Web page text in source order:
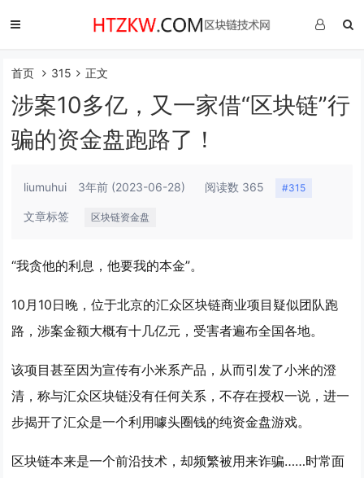
首页 315 正文
涉案10多亿，又一家借“区块链”行
骗的资金盘跑路了！
liumuhui 3年前 (2023-06-28) 阅读数 365 #315
文章标签 区块链资金盘
“我贪他的利息，他要我的本金”。
10月10日晚，位于北京的汇众区块链商业项目疑似团队跑
路，涉案金额大概有十几亿元，受害者遍布全国各地。
该项目甚至因为宣传有小米系产品，从而引发了小米的澄
清，称与汇众区块链没有任何关系，不存在授权一说，进一
步揭开了汇众是一个利用噱头圈钱的纯资金盘游戏。
区块链本来是一个前沿技术，却频繁被用来诈骗……时常面